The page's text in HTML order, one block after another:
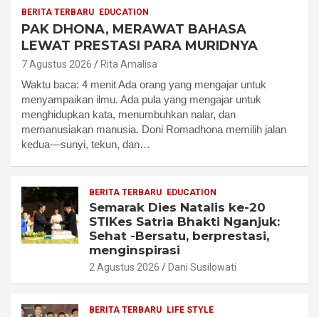
BERITA TERBARU EDUCATION
PAK DHONA, MERAWAT BAHASA
LEWAT PRESTASI PARA MURIDNYA
7 Agustus 2026 Rita Amalisa
Waktu baca: 4 menit Ada orang yang mengajar untuk
menyampaikan ilmu. Ada pula yang mengajar untuk
menghidupkan kata, menumbuhkan nalar, dan
memanusiakan manusia. Doni Romadhona memilih jalan
kedua—sunyi, tekun, dan…
BERITA TERBARU EDUCATION
Semarak Dies Natalis ke-20
STIKes Satria Bhakti Nganjuk:
Sehat -Bersatu, berprestasi,
menginspirasi
2 Agustus 2026 Dani Susilowati
BERITA TERBARU LIFE STYLE